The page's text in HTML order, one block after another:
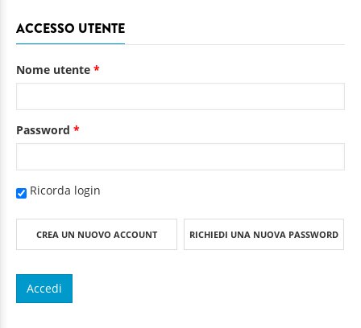
ACCESSO UTENTE
Nome utente *
Password *
Ricorda login
CREA UN NUOVO ACCOUNT RICHIEDI UNA NUOVA PASSWORD